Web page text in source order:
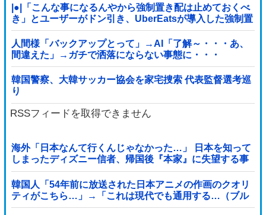
|●|「こんな事になるんやから強制置き配は止めておくべ
き」とユーザーがドン引き、UberEatsが導入した強制置
き配が起こしたのは……
人間様「バックアップとって」→AI「了解～・・・あ、
間違えた」→ガチで洒落にならない事態に・・・
韓国警察、大韓サッカー協会を家宅捜索 代表監督選考巡
り
RSSフィードを取得できません
海外「日本なんて行くんじゃなかった…」 日本を知って
しまったディズニー信者、帰国後『本家』に失望する事
態に
韓国人「54年前に放送された日本アニメの作画のクオリ
ティがこちら…」→「これは現代でも通用する…（ブル
ブル」＝韓国の反応